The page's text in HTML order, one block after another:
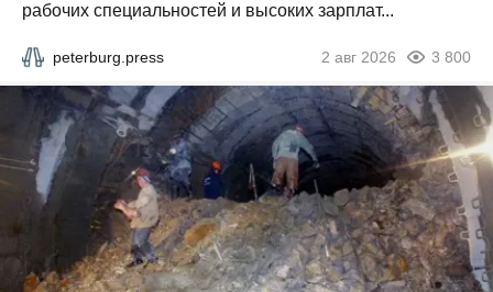
рабочих специальностей и высоких зарплат...
peterburg.press 2 авг 2026 3 800